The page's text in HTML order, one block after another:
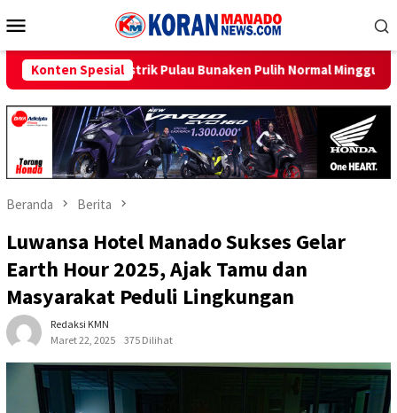
ke
Mobile
Konten Spesial
Pulau Bunaken Pulih Normal Minggu Ini Sambut HUT
Beranda Berita
Luwansa Hotel Manado Sukses Gelar
Earth Hour 2025, Ajak Tamu dan
Masyarakat Peduli Lingkungan
Redaksi KMN
Maret 22, 2025
375 Dilihat